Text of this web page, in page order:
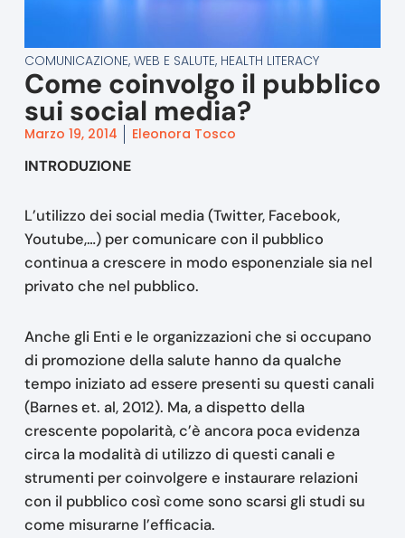
COMUNICAZIONE, WEB E SALUTE, HEALTH LITERACY
Come coinvolgo il pubblico
sui social media?
Marzo 19, 2014 Eleonora Tosco
INTRODUZIONE
L’utilizzo dei social media (Twitter, Facebook,
Youtube,…) per comunicare con il pubblico
continua a crescere in modo esponenziale sia nel
privato che nel pubblico.
Anche gli Enti e le organizzazioni che si occupano
di promozione della salute hanno da qualche
tempo iniziato ad essere presenti su questi canali
(Barnes et. al, 2012). Ma, a dispetto della
crescente popolarità, c’è ancora poca evidenza
circa la modalità di utilizzo di questi canali e
strumenti per coinvolgere e instaurare relazioni
con il pubblico così come sono scarsi gli studi su
come misurarne l’efficacia.